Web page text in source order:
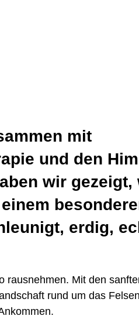
mit
und den
wir
erdig,
rausnehmen. Mit den
rund um das